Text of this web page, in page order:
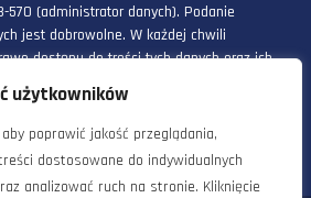
użytkowników
poprawić jakość przeglądania,
dostosowane do indywidualnych
analizować ruch na stronie. Kliknięcie
570 (administrator danych). Podanie
jest dobrowolne. W każdej chwili
dostępu do treści tych danych oraz ich